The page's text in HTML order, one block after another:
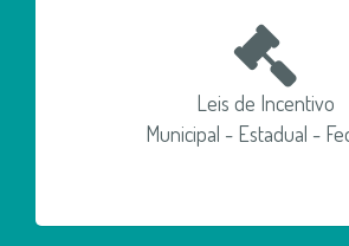
Leis de Incentivo
Municipal - Estadual -